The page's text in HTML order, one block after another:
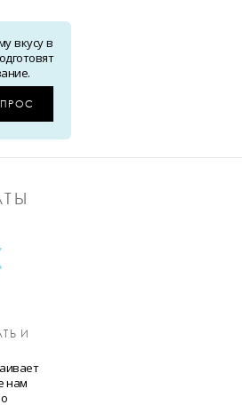
вкусу в
И
нам